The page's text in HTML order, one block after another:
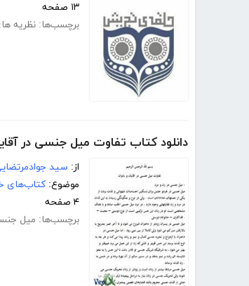
۱۳ صفحه
برچسب‌ها: نظریه
دانلود کتاب تفاوت میل جنسی در
از: سید
موضوع: کتاب‌های
۴ صفحه
برچسب‌ها: میل